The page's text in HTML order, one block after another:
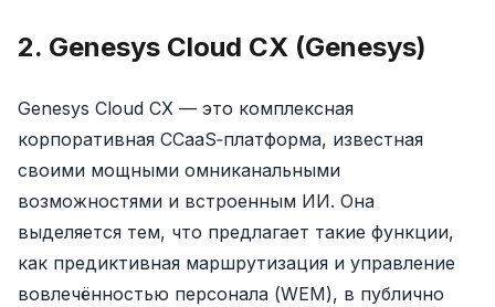
2. Genesys Cloud CX (Genesys)
Genesys Cloud CX — это комплексная
корпоративная CCaaS‑платформа, известная
своими мощными омниканальными
возможностями и встроенным ИИ. Она
выделяется тем, что предлагает такие функции,
как предиктивная маршрутизация и управление
вовлечённостью персонала (WEM), в публично